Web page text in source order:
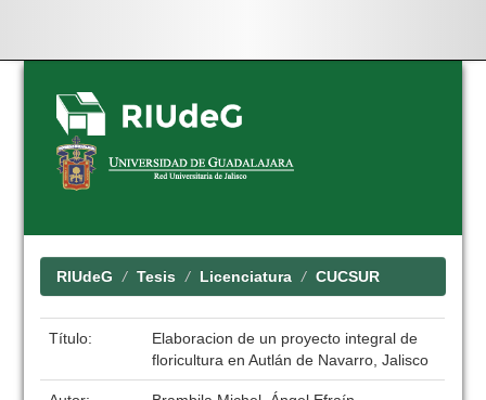
Skip
navigation
RIUdeG Tesis Licenciatura CUCSUR
Título:
Elaboracion de un proyecto integral de
floricultura en Autlán de Navarro, Jalisco